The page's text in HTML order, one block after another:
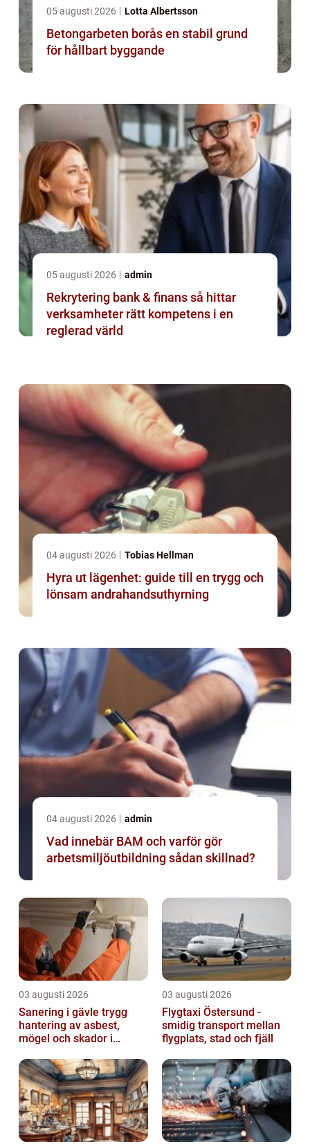
05 augusti 2026 Lotta Albertsson
Betongarbeten borås en stabil grund
för hållbart byggande
05 augusti 2026 admin
Rekrytering bank & finans så hittar
verksamheter rätt kompetens i en
reglerad värld
04 augusti 2026 Tobias Hellman
Hyra ut lägenhet: guide till en trygg och
lönsam andrahandsuthyrning
04 augusti 2026 admin
Vad innebär BAM och varför gör
arbetsmiljöutbildning sådan skillnad?
03 augusti 2026
Sanering i gävle trygg
hantering av asbest,
mögel och skador i
03 augusti 2026
Flygtaxi Östersund -
smidig transport mellan
flygplats, stad och fjäll